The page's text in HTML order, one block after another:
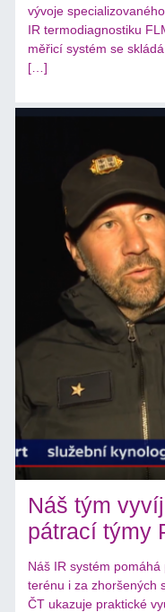
vývoje
IR termodiagnostiku
měřicí systém se
[…]
Náš tým
pátrací týmy
Náš IR systém
terénu i za zhoršených
ČT ukazuje praktické